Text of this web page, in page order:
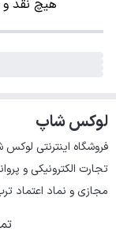
هیچ نقد
لوکس شاپ
مجازی و نماد اعتماد